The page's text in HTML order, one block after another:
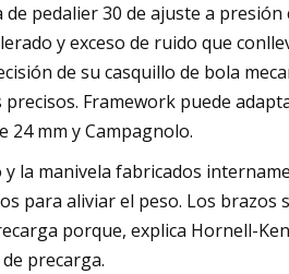
pedalier 30 de ajuste a
y exceso de ruido que
de su casquillo de bola
Framework puede
24 mm y Campagnolo.
la manivela fabricados
para aliviar el peso. Los brazos
porque, explica Hornell-
precarga.